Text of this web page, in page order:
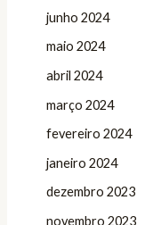
junho 2024
maio 2024
abril 2024
março 2024
fevereiro 2024
janeiro 2024
dezembro 2023
novembro 2023